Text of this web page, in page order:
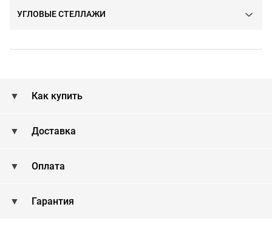
УГЛОВЫЕ СТЕЛЛАЖИ
Как купить
Доставка
Оплата
Гарантия